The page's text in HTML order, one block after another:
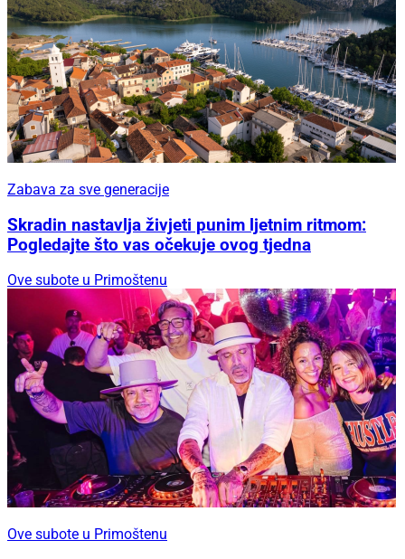
Zabava za sve generacije
Skradin nastavlja živjeti punim ljetnim ritmom:
Pogledajte što vas očekuje ovog tjedna
Ove subote u Primoštenu
Ove subote u Primoštenu